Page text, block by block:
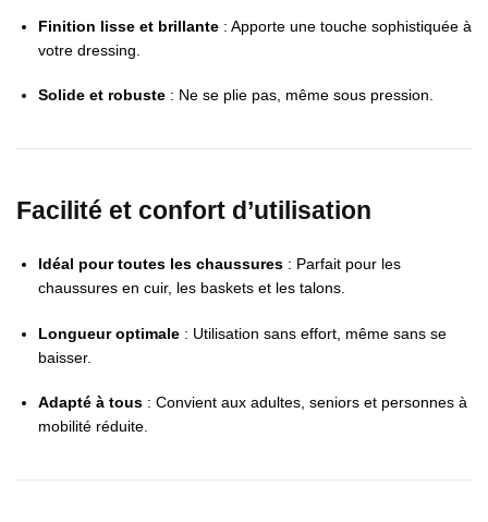
Finition lisse et brillante : Apporte une touche sophistiquée à
votre dressing.
Solide et robuste : Ne se plie pas, même sous pression.
Facilité et confort d’utilisation
Idéal pour toutes les chaussures : Parfait pour les
chaussures en cuir, les baskets et les talons.
Longueur optimale : Utilisation sans effort, même sans se
baisser.
Adapté à tous : Convient aux adultes, seniors et personnes à
mobilité réduite.